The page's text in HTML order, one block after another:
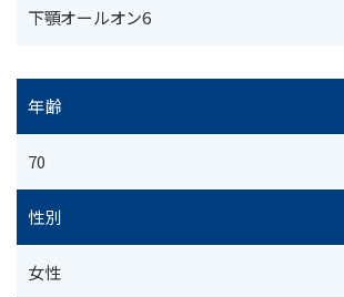
下顎オールオン6
年齢
70
性別
女性